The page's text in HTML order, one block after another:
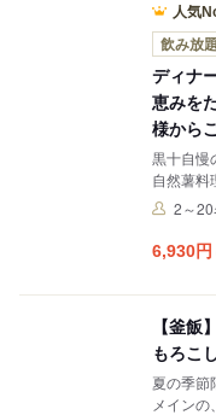
人気
飲み放
ディナ
恵みを
様から
黒十自慢
自然薯料
楽しみな
2～
6,930円
【釜飯
もろこ
夏の季節
メインの